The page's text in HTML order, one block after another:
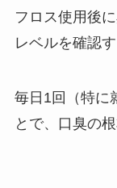
フロス使用後
レベルを確認
毎日1回（特に
とで、口臭の